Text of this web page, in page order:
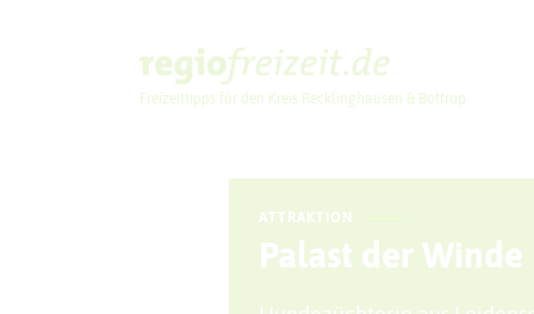
Freizeittipps für den Kreis Recklinghausen & Bottrop
Ausflugstipps
ATTRAKTION
Palast der Winde